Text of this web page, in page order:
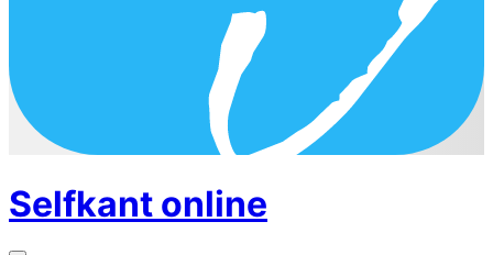
Selfkant online